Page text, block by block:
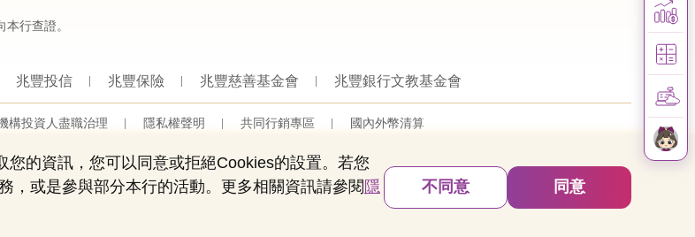
行查證。
兆豐投信 兆豐保險 兆豐慈善基金會 兆豐銀行文教基金會
構投資人盡職治理 隱私權聲明 共同行銷專區 國內外幣清算
商業銀行股份有限公司 營利事業統一編號：03705903
Mega International Commercial Bank
的資訊，您可以同意或拒絕Cookies的設置。若您
，或是參與部分本行的活動。更多相關資訊請參閱 隱
不同意 同意